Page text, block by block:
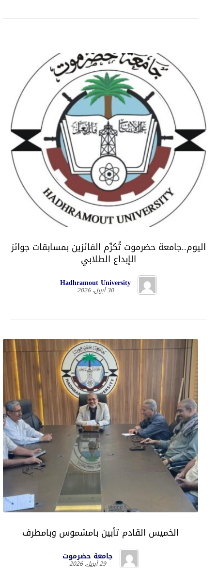
اليوم..جامعة حضرموت تُكرِّم الفائزين بمسابقات جوائز
الإبداع الطلابي
Hadhramout University
30 أبريل، 2026
الخميس القادم تأبين بامشموس وبامطرف
جامعة حضرموت
29 أبريل، 2026